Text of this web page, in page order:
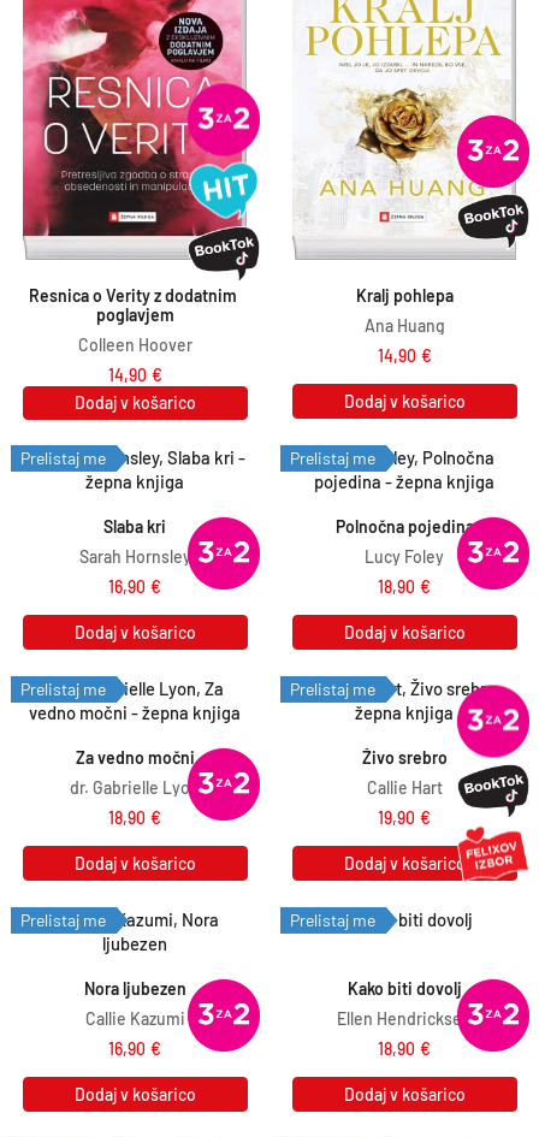
Resnica o Verity z dodatnim
poglavjem
Colleen Hoover
14,90 €
Dodaj v košarico
Kralj pohlepa
Ana Huang
14,90 €
Dodaj v košarico
Prelistaj me
Slaba kri
Sarah Hornsley
16,90 €
Dodaj v košarico
Prelistaj me
Polnočna pojedina
Lucy Foley
18,90 €
Dodaj v košarico
Prelistaj me
Za vedno močni
dr. Gabrielle Lyon
18,90 €
Dodaj v košarico
Prelistaj me
Živo srebro
Callie Hart
19,90 €
Dodaj v košarico
Prelistaj me
Nora ljubezen
Callie Kazumi
16,90 €
Dodaj v košarico
Prelistaj me
Kako biti dovolj
Ellen Hendricksen
18,90 €
Dodaj v košarico